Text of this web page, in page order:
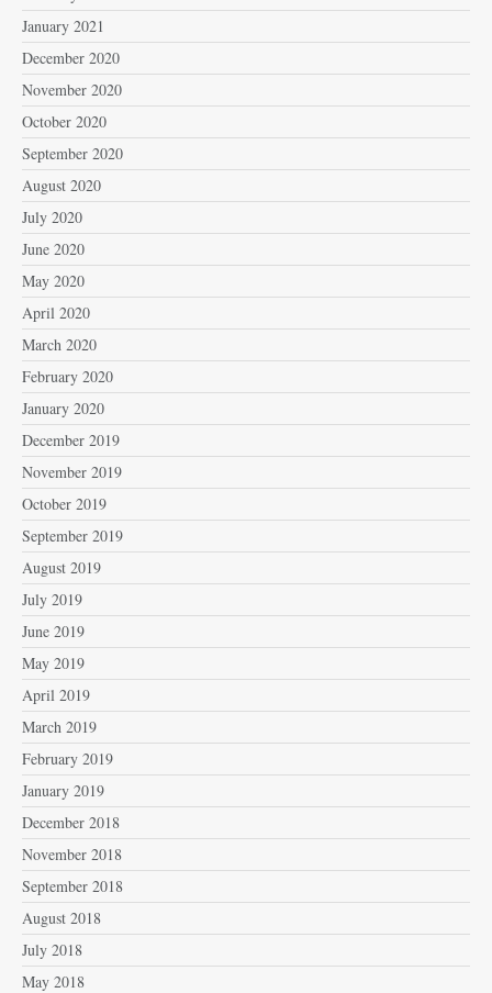
January 2021
December 2020
November 2020
October 2020
September 2020
August 2020
July 2020
June 2020
May 2020
April 2020
March 2020
February 2020
January 2020
December 2019
November 2019
October 2019
September 2019
August 2019
July 2019
June 2019
May 2019
April 2019
March 2019
February 2019
January 2019
December 2018
November 2018
September 2018
August 2018
July 2018
May 2018